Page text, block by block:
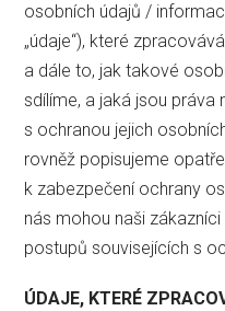
osobních údajů /
„údaje“), které
a dále to, jak takové
sdílíme, a jaká jsou práva
s ochranou jejich
rovněž popisujeme
k zabezpečení ochrany
nás mohou naši
postupů souvisejících s
ÚDAJE, KTERÉ